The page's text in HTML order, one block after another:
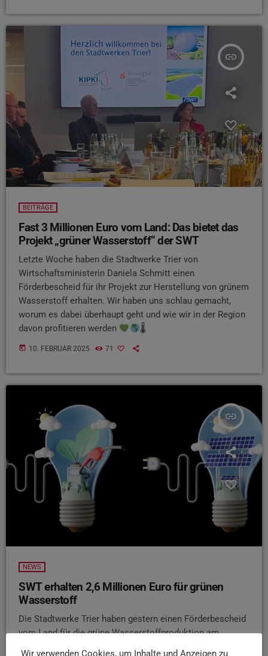
insert_link
BEITRÄGE
Fast 3 Millionen Euro vom Land: Das bietet das
Projekt „grüner Wasserstoff“ der SWT
Letzte Woche haben die Stadtwerke Trier von
Wirtschaftsministerin Daniela Schmitt einen
Förderbescheid für ihr Projekt zur Herstellung von grünem
Wasserstoff erhalten. Wir haben uns schlau gemacht,
worum es dabei überhaupt geht und wie wir in der Region
davon profitieren werden
🌡
today 10. FEBRUAR 2025 71
insert_link
NEWS
SWT erhalten 2,6 Millionen Euro für grünen
Wasserstoff
Die Stadtwerke Trier haben gestern einen Förderbescheid
vom Land für die grüne Wasserstoffproduktion am
Wir verwenden Cookies, um Inhalte und Anzeigen zu